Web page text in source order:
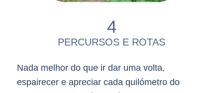
4
PERCURSOS E ROTAS
Nada melhor do que ir dar uma volta,
espairecer e apreciar cada quilómetro do